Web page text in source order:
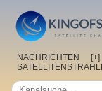
NACHRICHTEN [+]